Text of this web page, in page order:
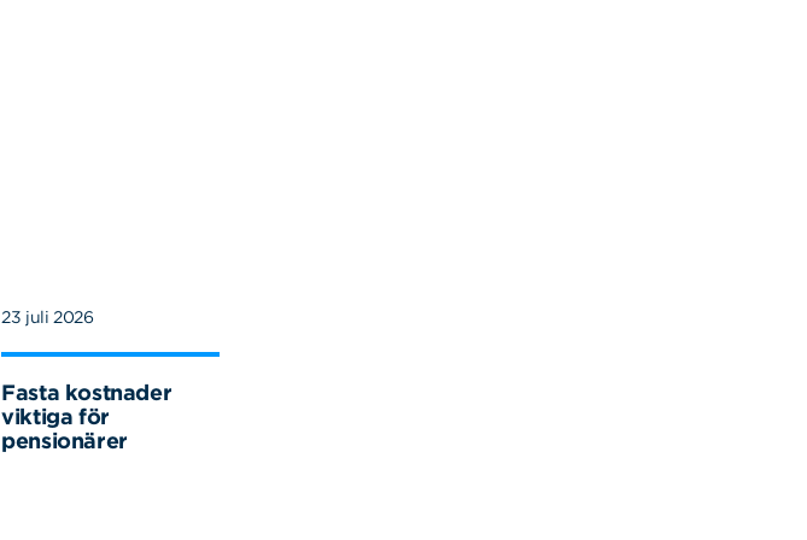
23 juli 2026
Fasta kostnader
viktiga för
pensionärer